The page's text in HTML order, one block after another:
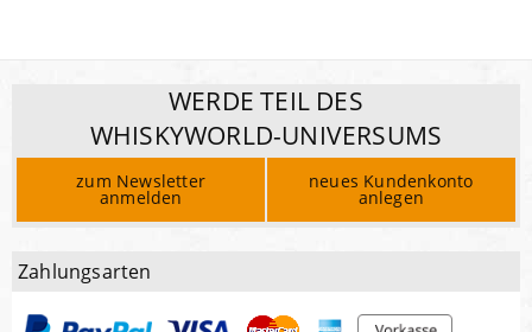
WERDE TEIL DES
WHISKYWORLD-UNIVERSUMS
zum Newsletter
anmelden
neues Kundenkonto
anlegen
Zahlungsarten